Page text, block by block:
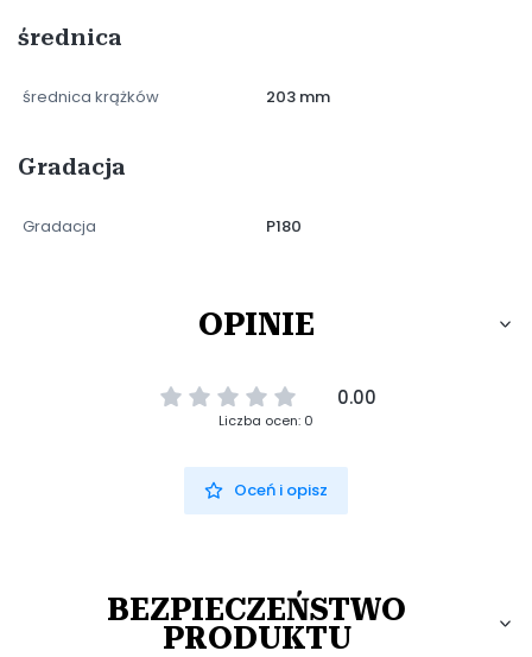
średnica
średnica krążków 203 mm
Gradacja
Gradacja P180
OPINIE
0.00
Liczba ocen: 0
Oceń i opisz
BEZPIECZEŃSTWO
PRODUKTU